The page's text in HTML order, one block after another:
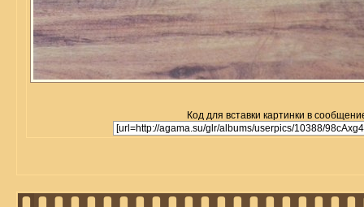
Код для вставки картинки в